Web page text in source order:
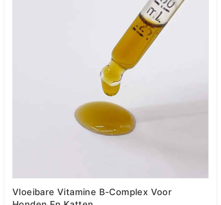
Vloeibare Vitamine B-Complex Voor